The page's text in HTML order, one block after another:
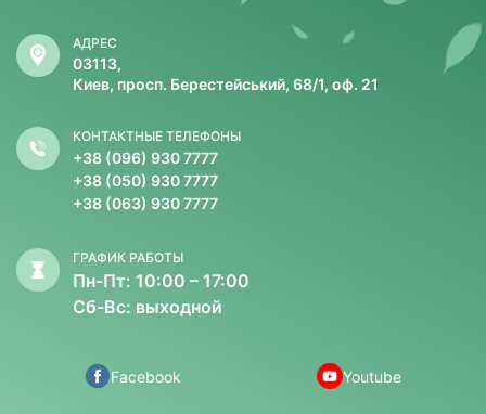
АДРЕС
03113,
Киев, просп. Берестейський, 68/1, оф. 21
КОНТАКТНЫЕ ТЕЛЕФОНЫ
+38 (096) 930 7777
+38 (050) 930 7777
+38 (063) 930 7777
ГРАФИК РАБОТЫ
Пн-Пт: 10:00 – 17:00
Сб-Вс: выходной
Facebook Youtube